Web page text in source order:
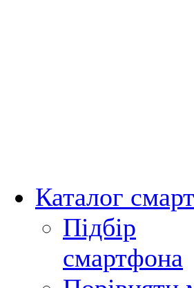
Каталог
Підбір
смартфона